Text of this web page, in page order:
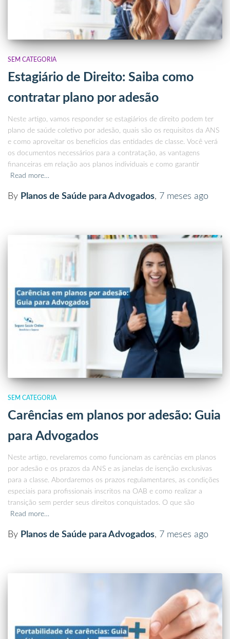
SEM CATEGORIA
Estagiário de Direito: Saiba como
contratar plano por adesão
Neste artigo, vamos responder se estagiários de direito podem ter
plano de saúde coletivo por adesão, quais são os requisitos da ANS
e como aproveitar os benefícios das entidades de classe. Você verá
os documentos necessários para a contratação, as vantagens
financeiras em relação aos planos individuais e como garantir
Read more…
By Planos de Saúde para Advogados, 7 meses ago
SEM CATEGORIA
Carências em planos por adesão: Guia
para Advogados
Neste artigo, revelaremos como funcionam as carências em planos
por adesão e os prazos da ANS e as janelas de isenção exclusivas
para a classe. Abordaremos os prazos regulamentares, as condições
especiais para profissionais inscritos na OAB e como realizar a
transição sem perder seus direitos conquistados. O que são
Read more…
By Planos de Saúde para Advogados, 7 meses ago